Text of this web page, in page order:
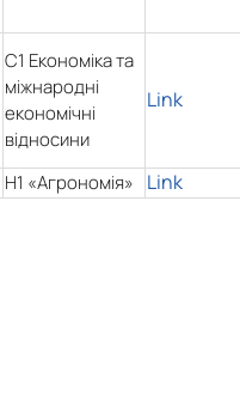
C1 Економіка та
міжнародні
економічні
відносини
Link
Н1 «Агрономія» Link